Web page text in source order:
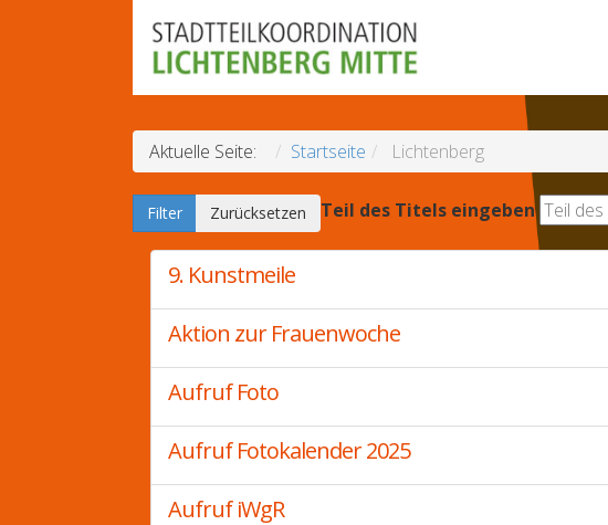
Aktuelle Seite: Startseite Lichtenberg
Teil des Titels eingeben
Filter Zurücksetzen
9. Kunstmeile
Aktion zur Frauenwoche
Aufruf Foto
Aufruf Fotokalender 2025
Aufruf iWgR